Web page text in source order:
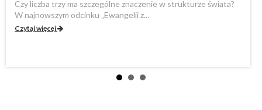
Czy liczba trzy ma szczególne znaczenie w strukturze świata?
W najnowszym odcinku „Ewangelii z...
Czytaj więcej